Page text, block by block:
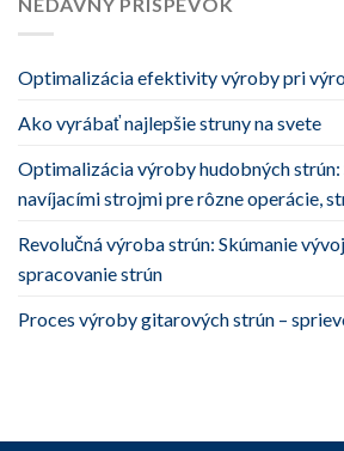
Optimalizácia efektivity výroby pri
Ako vyrábať najlepšie struny na svete
Optimalizácia výroby hudobných strún:
navíjacími strojmi pre rôzne operácie,
Revolučná výroba strún: Skúmanie
spracovanie strún
Proces výroby gitarových strún –